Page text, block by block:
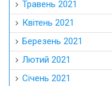
Травень 2021
Квітень 2021
Березень 2021
Лютий 2021
Січень 2021